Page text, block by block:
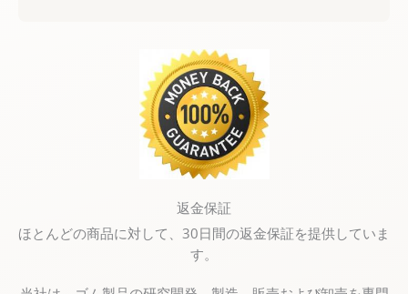
返金保証
ほとんどの商品に対して、30日間の返金保証を提供していま
す。